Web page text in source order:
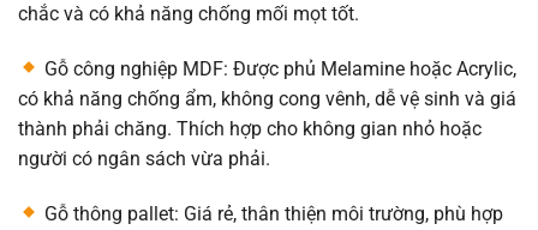
chắc và có khả năng chống mối mọt tốt.
Gỗ công nghiệp MDF: Được phủ Melamine hoặc Acrylic,
có khả năng chống ẩm, không cong vênh, dễ vệ sinh và giá
thành phải chăng. Thích hợp cho không gian nhỏ hoặc
người có ngân sách vừa phải.
Gỗ thông pallet: Giá rẻ, thân thiện môi trường, phù hợp